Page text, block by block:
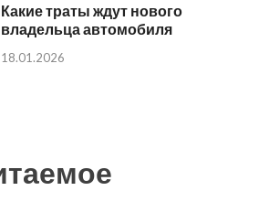
Какие траты ждут нового
владельца автомобиля
18.01.2026